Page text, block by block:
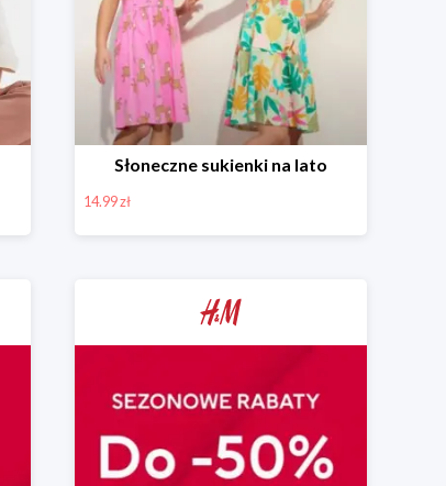
Słoneczne sukienki na lato
14.99 zł